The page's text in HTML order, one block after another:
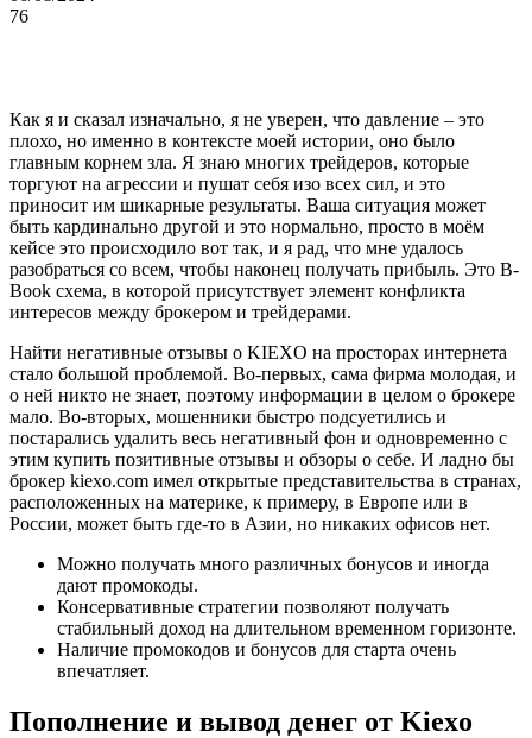
76
Как я и сказал изначально, я не уверен, что давление – это
плохо, но именно в контексте моей истории, оно было
главным корнем зла. Я знаю многих трейдеров, которые
торгуют на агрессии и пушат себя изо всех сил, и это
приносит им шикарные результаты. Ваша ситуация может
быть кардинально другой и это нормально, просто в моём
кейсе это происходило вот так, и я рад, что мне удалось
разобраться со всем, чтобы наконец получать прибыль. Это B-
Book схема, в которой присутствует элемент конфликта
интересов между брокером и трейдерами.
Найти негативные отзывы о KIEXO на просторах интернета
стало большой проблемой. Во-первых, сама фирма молодая, и
о ней никто не знает, поэтому информации в целом о брокере
мало. Во-вторых, мошенники быстро подсуетились и
постарались удалить весь негативный фон и одновременно с
этим купить позитивные отзывы и обзоры о себе. И ладно бы
брокер kiexo.com имел открытые представительства в странах,
расположенных на материке, к примеру, в Европе или в
России, может быть где-то в Азии, но никаких офисов нет.
Можно получать много различных бонусов и иногда
дают промокоды.
Консервативные стратегии позволяют получать
стабильный доход на длительном временном горизонте.
Наличие промокодов и бонусов для старта очень
впечатляет.
Пополнение и вывод денег от Kiexo